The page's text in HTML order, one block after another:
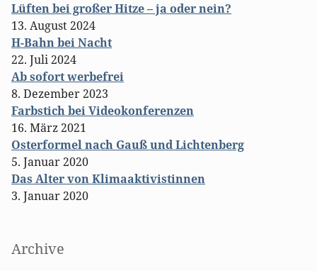
Lüften bei großer Hitze – ja oder nein?
13. August 2024
H-Bahn bei Nacht
22. Juli 2024
Ab sofort werbefrei
8. Dezember 2023
Farbstich bei Videokonferenzen
16. März 2021
Osterformel nach Gauß und Lichtenberg
5. Januar 2020
Das Alter von Klimaaktivistinnen
3. Januar 2020
Archive